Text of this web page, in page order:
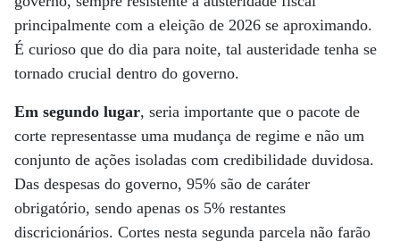
principalmente com a eleição de 2026 se aproximando.
É curioso que do dia para noite, tal austeridade tenha se
tornado crucial dentro do governo.
Em segundo lugar, seria importante que o pacote de
corte representasse uma mudança de regime e não um
conjunto de ações isoladas com credibilidade duvidosa.
Das despesas do governo, 95% são de caráter
obrigatório, sendo apenas os 5% restantes
discricionários. Cortes nesta segunda parcela não farão